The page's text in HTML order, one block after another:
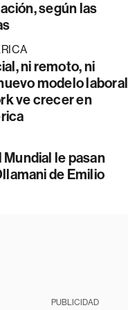
según las
ni remoto, ni
modelo laboral
ve crecer en
le pasan
de Emilio
PUBLICIDAD